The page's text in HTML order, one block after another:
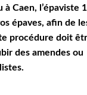
Caen, l’épaviste
épaves, afin de
procédure doit
des amendes ou